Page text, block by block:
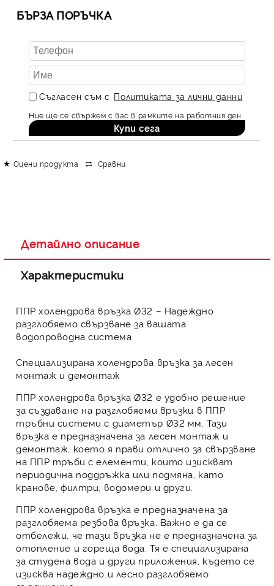
БЪРЗА ПОРЪЧКА
Съгласен съм с Политиката за лични данни
Ние ще се свържем с вас в рамките на работния ден.
Оцени продукта Сравни
Детайлно описание
Характеристики
ППР холендрова връзка Ø32 – Надеждно
разглобяемо свързване за вашата
водопроводна система
Специализирана холендрова връзка за лесен
монтаж и демонтаж
ППР холендрова връзка Ø32 е удобно решение
за създаване на разглобяеми връзки в ППР
тръбни системи с диаметър Ø32 мм. Тази
връзка е предназначена за лесен монтаж и
демонтаж, което я правиотлично за свързване
на ППР тръби с елементи, които изискват
периодична поддръжка или подмяна, като
кранове, филтри, водомери и други.
ППР холендрова връзка е предназначена за
разглобяема резбова връзка. Важно е да се
отбележи, че тази връзка не е предназначена за
отопление и гореща вода. Тя е специализирана
за студена вода и други приложения, където се
изисква надеждно и лесно разглобяемо